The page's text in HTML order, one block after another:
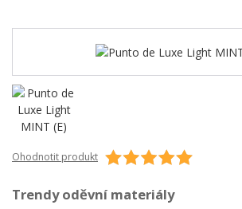
Ohodnotit produkt
Trendy oděvní materiály